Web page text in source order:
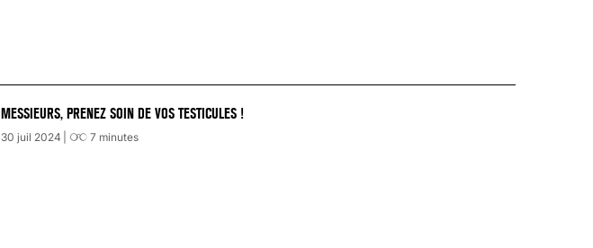
MESSIEURS, PRENEZ SOIN DE VOS TESTICULES !
30 juil 2024 7 minutes